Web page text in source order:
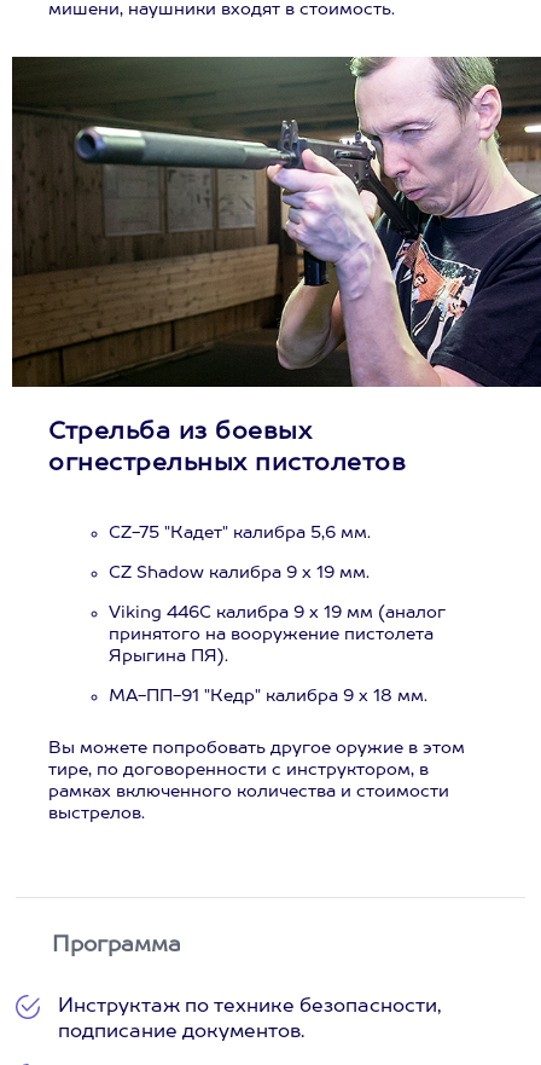
мишени, наушники входят в стоимость.
Стрельба из боевых
огнестрельных пистолетов
CZ-75 "Кадет" калибра 5,6 мм.
CZ Shadow калибра 9 х 19 мм.
Viking 446C калибра 9 х 19 мм (аналог
принятого на вооружение пистолета
Ярыгина ПЯ).
МА-ПП-91 "Кедр" калибра 9 х 18 мм.
Вы можете попробовать другое оружие в этом
тире, по договоренности с инструктором, в
рамках включенного количества и стоимости
выстрелов.
Программа
Инструктаж по технике безопасности,
подписание документов.